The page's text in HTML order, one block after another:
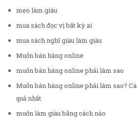
mẹo làm giàu
mua sách đọc vị bất kỳ ai
mua sách nghĩ giàu làm giàu
Muốn bán hàng online
muốn bán hàng online phải làm sao
Muốn bán hàng online phải làm sao?
quả nhất
muốn làm giàu bằng cách nào